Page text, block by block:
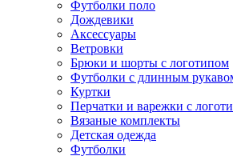
Футболки поло
Дождевики
Аксессуары
Ветровки
Брюки и шорты с логотипом
Футболки с длинным
Куртки
Перчатки и варежки с
Вязаные комплекты
Детская одежда
Футболки